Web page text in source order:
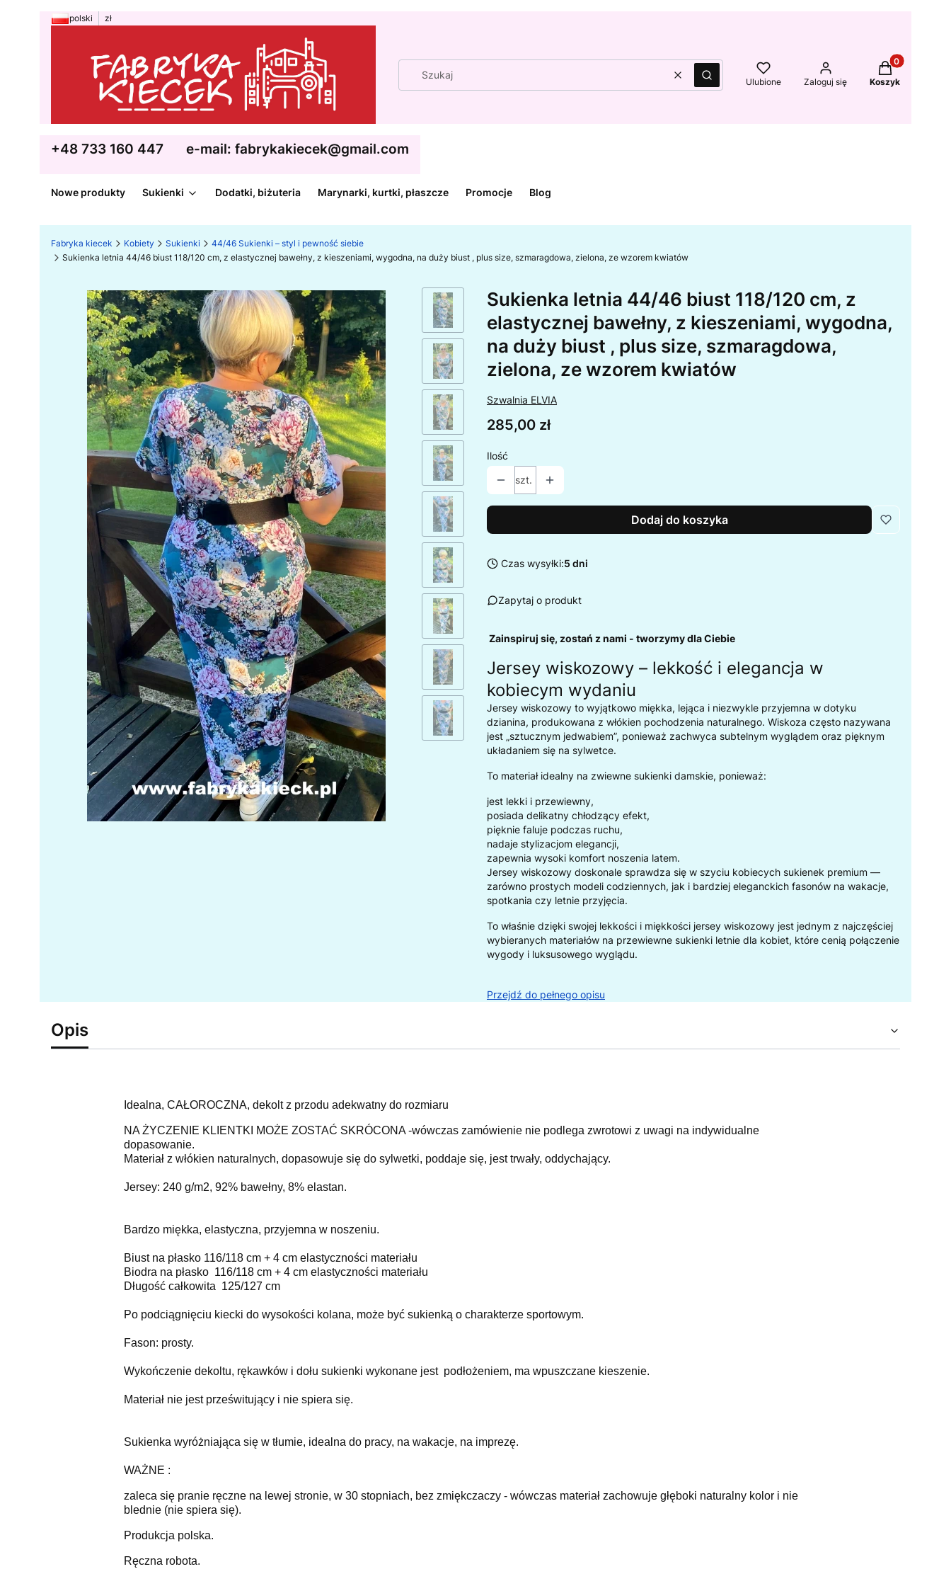
polski zł
WyczyśćSzukaj Ulubione Zaloguj się
Produkty w
Koszyk
+48 733 160 447 e-mail: fabrykakiecek@gmail.com
Nowe produkty Sukienki Dodatki, biżuteria Marynarki, kurtki, płaszcze Promocje Blog
Fabryka kiecek Kobiety Sukienki
44/46 Sukienki – styl i pewność siebie
Sukienka letnia 44/46 biust 118/120 cm, z elastycznej bawełny, z kieszeniami, wygodna, na duży biust , plus size, szmaragdowa, zielona, ze wzorem kwiatów
Sukienka letnia 44/46 biust 118/120 cm, z
elastycznej bawełny, z kieszeniami, wygodna,
na duży biust , plus size, szmaragdowa,
zielona, ze wzorem kwiatów
Szwalnia ELVIA
Cena
285,00 zł
Ilość
szt.
Dodaj do koszyka
Czas wysyłki:5 dni
Zapytaj o produkt
Zainspiruj się, zostań z nami - tworzymy dla Ciebie
Jersey wiskozowy – lekkość i elegancja w
kobiecym wydaniu
Jersey wiskozowy to wyjątkowo miękka, lejąca i niezwykle przyjemna w dotyku
dzianina, produkowana z włókien pochodzenia naturalnego. Wiskoza często nazywana
jest „sztucznym jedwabiem”, ponieważ zachwyca subtelnym wyglądem oraz pięknym
układaniem się na sylwetce.
To materiał idealny na zwiewne sukienki damskie, ponieważ:
jest lekki i przewiewny,
posiada delikatny chłodzący efekt,
pięknie faluje podczas ruchu,
nadaje stylizacjom elegancji,
zapewnia wysoki komfort noszenia latem.
Jersey wiskozowy doskonale sprawdza się w szyciu kobiecych sukienek premium —
zarówno prostych modeli codziennych, jak i bardziej eleganckich fasonów na wakacje,
spotkania czy letnie przyjęcia.
To właśnie dzięki swojej lekkości i miękkości jersey wiskozowy jest jednym z najczęściej
wybieranych materiałów na przewiewne sukienki letnie dla kobiet, które cenią połączenie
wygody i luksusowego wyglądu.
Przejdź do pełnego opisu
Opis
Idealna, CAŁOROCZNA, dekolt z przodu adekwatny do rozmiaru
NA ŻYCZENIE KLIENTKI MOŻE ZOSTAĆ SKRÓCONA -wówczas zamówienie nie podlega zwrotowi z uwagi na indywidualne
dopasowanie.
Materiał z włókien naturalnych, dopasowuje się do sylwetki, poddaje się, jest trwały, oddychający.
Jersey: 240 g/m2, 92% bawełny, 8% elastan.
Bardzo miękka, elastyczna, przyjemna w noszeniu.
Biust na płasko 116/118 cm + 4 cm elastyczności materiału
Biodra na płasko 116/118 cm + 4 cm elastyczności materiału
Długość całkowita 125/127 cm
Po podciągnięciu kiecki do wysokości kolana, może być sukienką o charakterze sportowym.
Fason: prosty.
Wykończenie dekoltu, rękawków i dołu sukienki wykonane jest podłożeniem, ma wpuszczane kieszenie.
Materiał nie jest prześwitujący i nie spiera się.
Sukienka wyróżniająca się w tłumie, idealna do pracy, na wakacje, na imprezę.
WAŻNE :
zaleca się pranie ręczne na lewej stronie, w 30 stopniach, bez zmiękczaczy - wówczas materiał zachowuje głęboki naturalny kolor i nie
blednie (nie spiera się).
Produkcja polska.
Ręczna robota.